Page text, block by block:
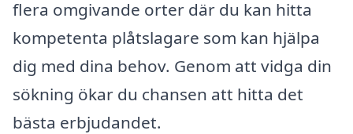
flera omgivande orter där du kan hitta
kompetenta plåtslagare som kan hjälpa
dig med dina behov. Genom att vidga din
sökning ökar du chansen att hitta det
bästa erbjudandet.